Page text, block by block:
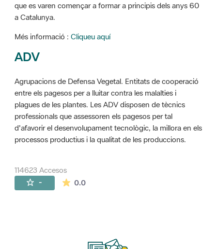
que es varen començar a formar a principis dels anys 60
a Catalunya.
Més informació : Cliqueu aquí
ADV
Agrupacions de Defensa Vegetal. Entitats de cooperació
entre els pagesos per a lluitar contra les malalties i
plagues de les plantes. Les ADV disposen de tècnics
professionals que assessoren els pagesos per tal
d'afavorir el desenvolupament tecnològic, la millora en els
processos productius i la qualitat de les produccions.
114623 Accesos
- 0.0La valoración media es de 0 estrellas de